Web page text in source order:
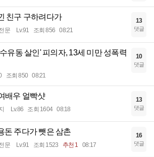
친구 구하려다가
문 Lv.91 조회 856 08:21
13
댓글
유동 살인' 피의자, 13세 미만 성폭력
조회 850 08:21
10
댓글
배우 얼빡샷
Lv.86 조회 1604 08:18
13
댓글
돈 주다가 뺏은 삼촌
문 Lv.91 조회 1523 추천 1 08:17
16
댓글